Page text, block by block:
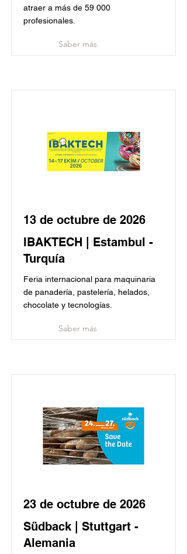
atraer a más de 59 000
profesionales.
Saber más
13 de octubre de 2026
IBAKTECH | Estambul -
Turquía
Feria internacional para maquinaria
de panadería, pastelería, helados,
chocolate y tecnologías.
Saber más
23 de octubre de 2026
Südback | Stuttgart -
Alemania